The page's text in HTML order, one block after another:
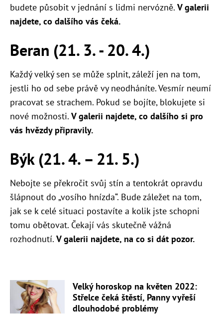
budete působit v jednání s lidmi nervózně. V galerii
najdete, co dalšího vás čeká.
Beran (21. 3. - 20. 4.)
Každý velký sen se může splnit, záleží jen na tom,
jestli ho od sebe právě vy neodháníte. Vesmír neumí
pracovat se strachem. Pokud se bojíte, blokujete si
nové možnosti. V galerii najdete, co dalšího si pro
vás hvězdy připravily.
Býk (21. 4. – 21. 5.)
Nebojte se překročit svůj stín a tentokrát opravdu
šlápnout do „vosího hnízda“. Bude záležet na tom,
jak se k celé situaci postavíte a kolik jste schopni
tomu obětovat. Čekají vás skutečně vážná
rozhodnutí. V galerii najdete, na co si dát pozor.
Velký horoskop na květen 2022:
Střelce čeká štěstí, Panny vyřeší
dlouhodobé problémy